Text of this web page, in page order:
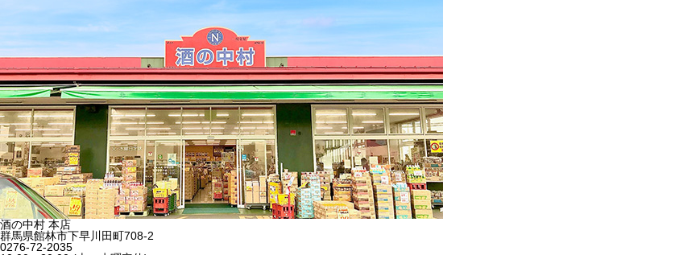
酒の中村 本店
群馬県館林市下早川田町708-2
0276-72-2035